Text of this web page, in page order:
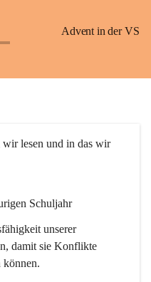
Advent in der VS
lesen und in das wir
Schuljahr
unserer
damit sie Konflikte
können.